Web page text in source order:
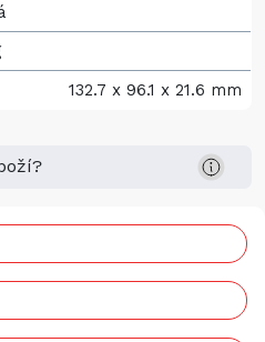
132.7 x 96.1 x 21.6 mm